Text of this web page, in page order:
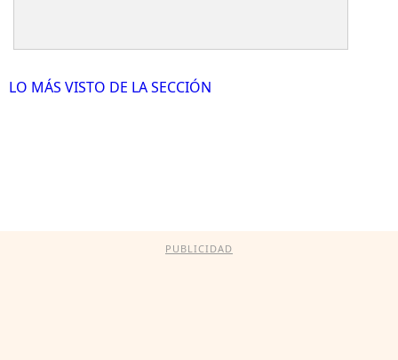
LO MÁS VISTO DE LA SECCIÓN
PUBLICIDAD